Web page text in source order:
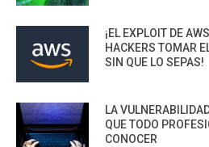
¡EL EXPLOIT DE
HACKERS TOMAR
SIN QUE LO SEPAS!
LA
QUE TODO
CONOCER